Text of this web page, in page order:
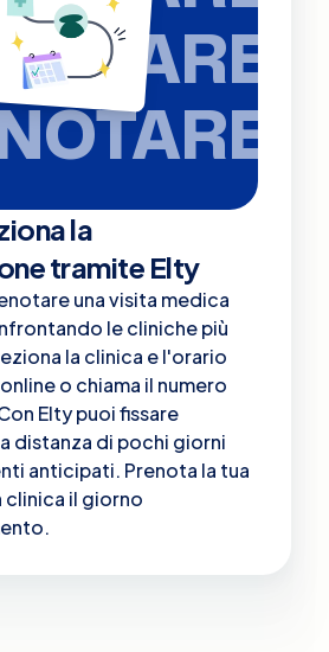
la
tramite Elty
una visita medica
le cliniche più
la clinica e l'orario
o chiama il numero
Elty puoi fissare
distanza di pochi giorni
anticipati. Prenota la tua
clinica il giorno